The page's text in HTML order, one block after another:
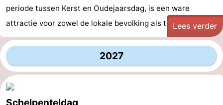
periode tussen Kerst en Oudejaarsdag, is een ware
attractie voor zowel de lokale bevolking als toeristen. ...
Lees verder
2027
Schelpenteldag